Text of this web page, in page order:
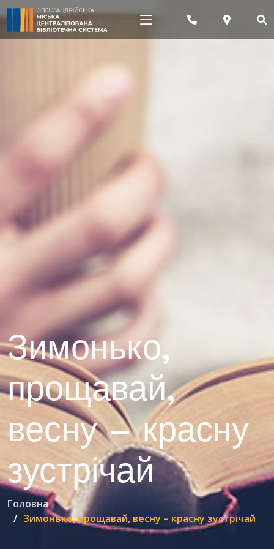
Зимонько,
прощавай,
весну – красну
зустрічай
Головна
Зимонько, прощавай, весну – красну зустрічай